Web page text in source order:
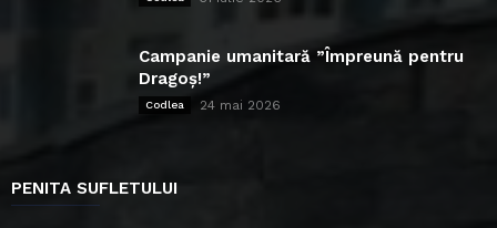
Campanie umanitară ”Împreună pentru
Dragoș!”
Codlea 24 mai 2026
PENITA SUFLETULUI